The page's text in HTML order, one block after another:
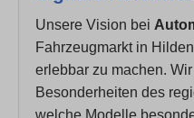
Unsere Vision bei
Fahrzeugmarkt in
erlebbar zu machen.
Besonderheiten des
welche Modelle